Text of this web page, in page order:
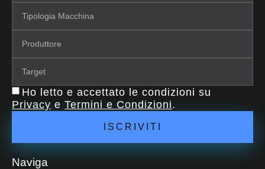
Ho letto e accettato le condizioni su
Privacy e Termini e Condizioni.
ISCRIVITI
Naviga